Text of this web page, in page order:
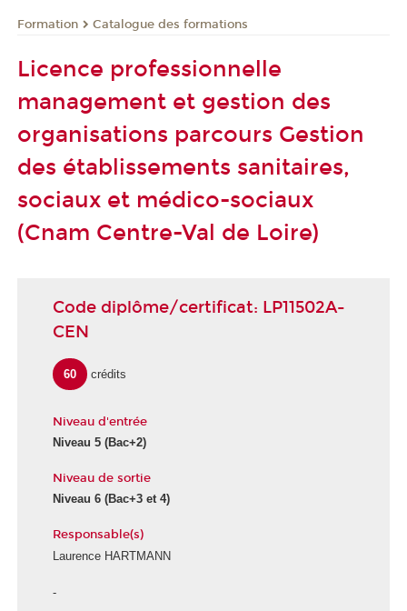
Formation Catalogue des formations
Licence professionnelle
management et gestion des
organisations parcours Gestion
des établissements sanitaires,
sociaux et médico-sociaux
(Cnam Centre-Val de Loire)
Code diplôme/certificat: LP11502A-
CEN
60 crédits
Niveau d'entrée
Niveau 5 (Bac+2)
Niveau de sortie
Niveau 6 (Bac+3 et 4)
Responsable(s)
Laurence HARTMANN
-